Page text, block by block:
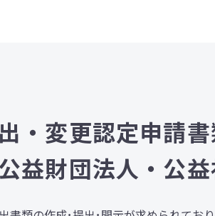
・変更認定申請
公益財団法人・公